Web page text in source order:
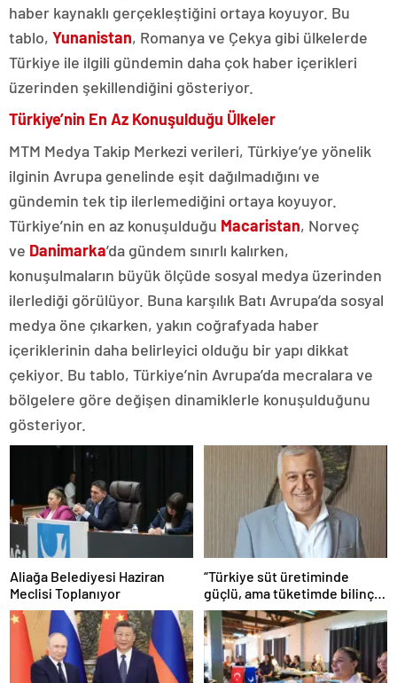
haber kaynaklı gerçekleştiğini ortaya koyuyor. Bu
tablo, Yunanistan, Romanya ve Çekya gibi ülkelerde
Türkiye ile ilgili gündemin daha çok haber içerikleri
üzerinden şekillendiğini gösteriyor.
Türkiye’nin En Az Konuşulduğu Ülkeler
MTM Medya Takip Merkezi verileri, Türkiye’ye yönelik
ilginin Avrupa genelinde eşit dağılmadığını ve
gündemin tek tip ilerlemediğini ortaya koyuyor.
Türkiye’nin en az konuşulduğu Macaristan, Norveç
ve Danimarka’da gündem sınırlı kalırken,
konuşulmaların büyük ölçüde sosyal medya üzerinden
ilerlediği görülüyor. Buna karşılık Batı Avrupa’da sosyal
medya öne çıkarken, yakın coğrafyada haber
içeriklerinin daha belirleyici olduğu bir yapı dikkat
çekiyor. Bu tablo, Türkiye’nin Avrupa’da mecralara ve
bölgelere göre değişen dinamiklerle konuşulduğunu
gösteriyor.
Aliağa Belediyesi Haziran
Meclisi Toplanıyor
“Türkiye süt üretiminde
güçlü, ama tüketimde bilinç
şart”